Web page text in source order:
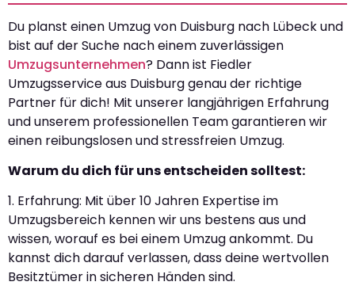
Du planst einen Umzug von Duisburg nach Lübeck und
bist auf der Suche nach einem zuverlässigen
Umzugsunternehmen? Dann ist Fiedler
Umzugsservice aus Duisburg genau der richtige
Partner für dich! Mit unserer langjährigen Erfahrung
und unserem professionellen Team garantieren wir
einen reibungslosen und stressfreien Umzug.
Warum du dich für uns entscheiden solltest:
1. Erfahrung: Mit über 10 Jahren Expertise im
Umzugsbereich kennen wir uns bestens aus und
wissen, worauf es bei einem Umzug ankommt. Du
kannst dich darauf verlassen, dass deine wertvollen
Besitztümer in sicheren Händen sind.